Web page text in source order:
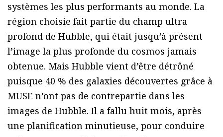
systèmes les plus performants au monde. La
région choisie fait partie du champ ultra
profond de Hubble, qui était jusqu’à présent
l’image la plus profonde du cosmos jamais
obtenue. Mais Hubble vient d’être détrôné
puisque 40 % des galaxies découvertes grâce à
MUSE n’ont pas de contrepartie dans les
images de Hubble. Il a fallu huit mois, après
une planification minutieuse, pour conduire